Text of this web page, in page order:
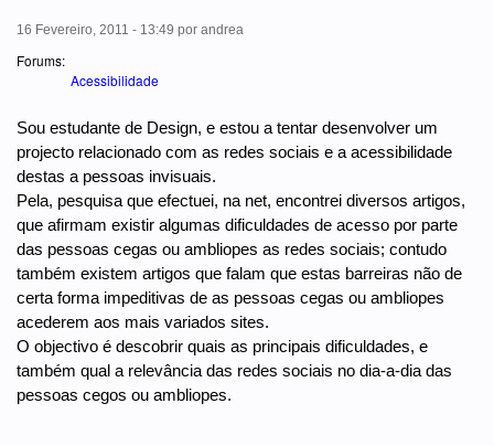
16 Fevereiro, 2011 - 13:49 por andrea
Forums:
Acessibilidade
Sou estudante de Design, e estou a tentar desenvolver um
projecto relacionado com as redes sociais e a acessibilidade
destas a pessoas invisuais.
Pela, pesquisa que efectuei, na net, encontrei diversos artigos,
que afirmam existir algumas dificuldades de acesso por parte
das pessoas cegas ou ambliopes as redes sociais; contudo
também existem artigos que falam que estas barreiras não de
certa forma impeditivas de as pessoas cegas ou ambliopes
acederem aos mais variados sites.
O objectivo é descobrir quais as principais dificuldades, e
também qual a relevância das redes sociais no dia-a-dia das
pessoas cegos ou ambliopes.